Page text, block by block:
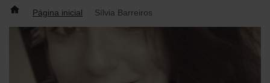
Página inicial Sílvia Barreiros